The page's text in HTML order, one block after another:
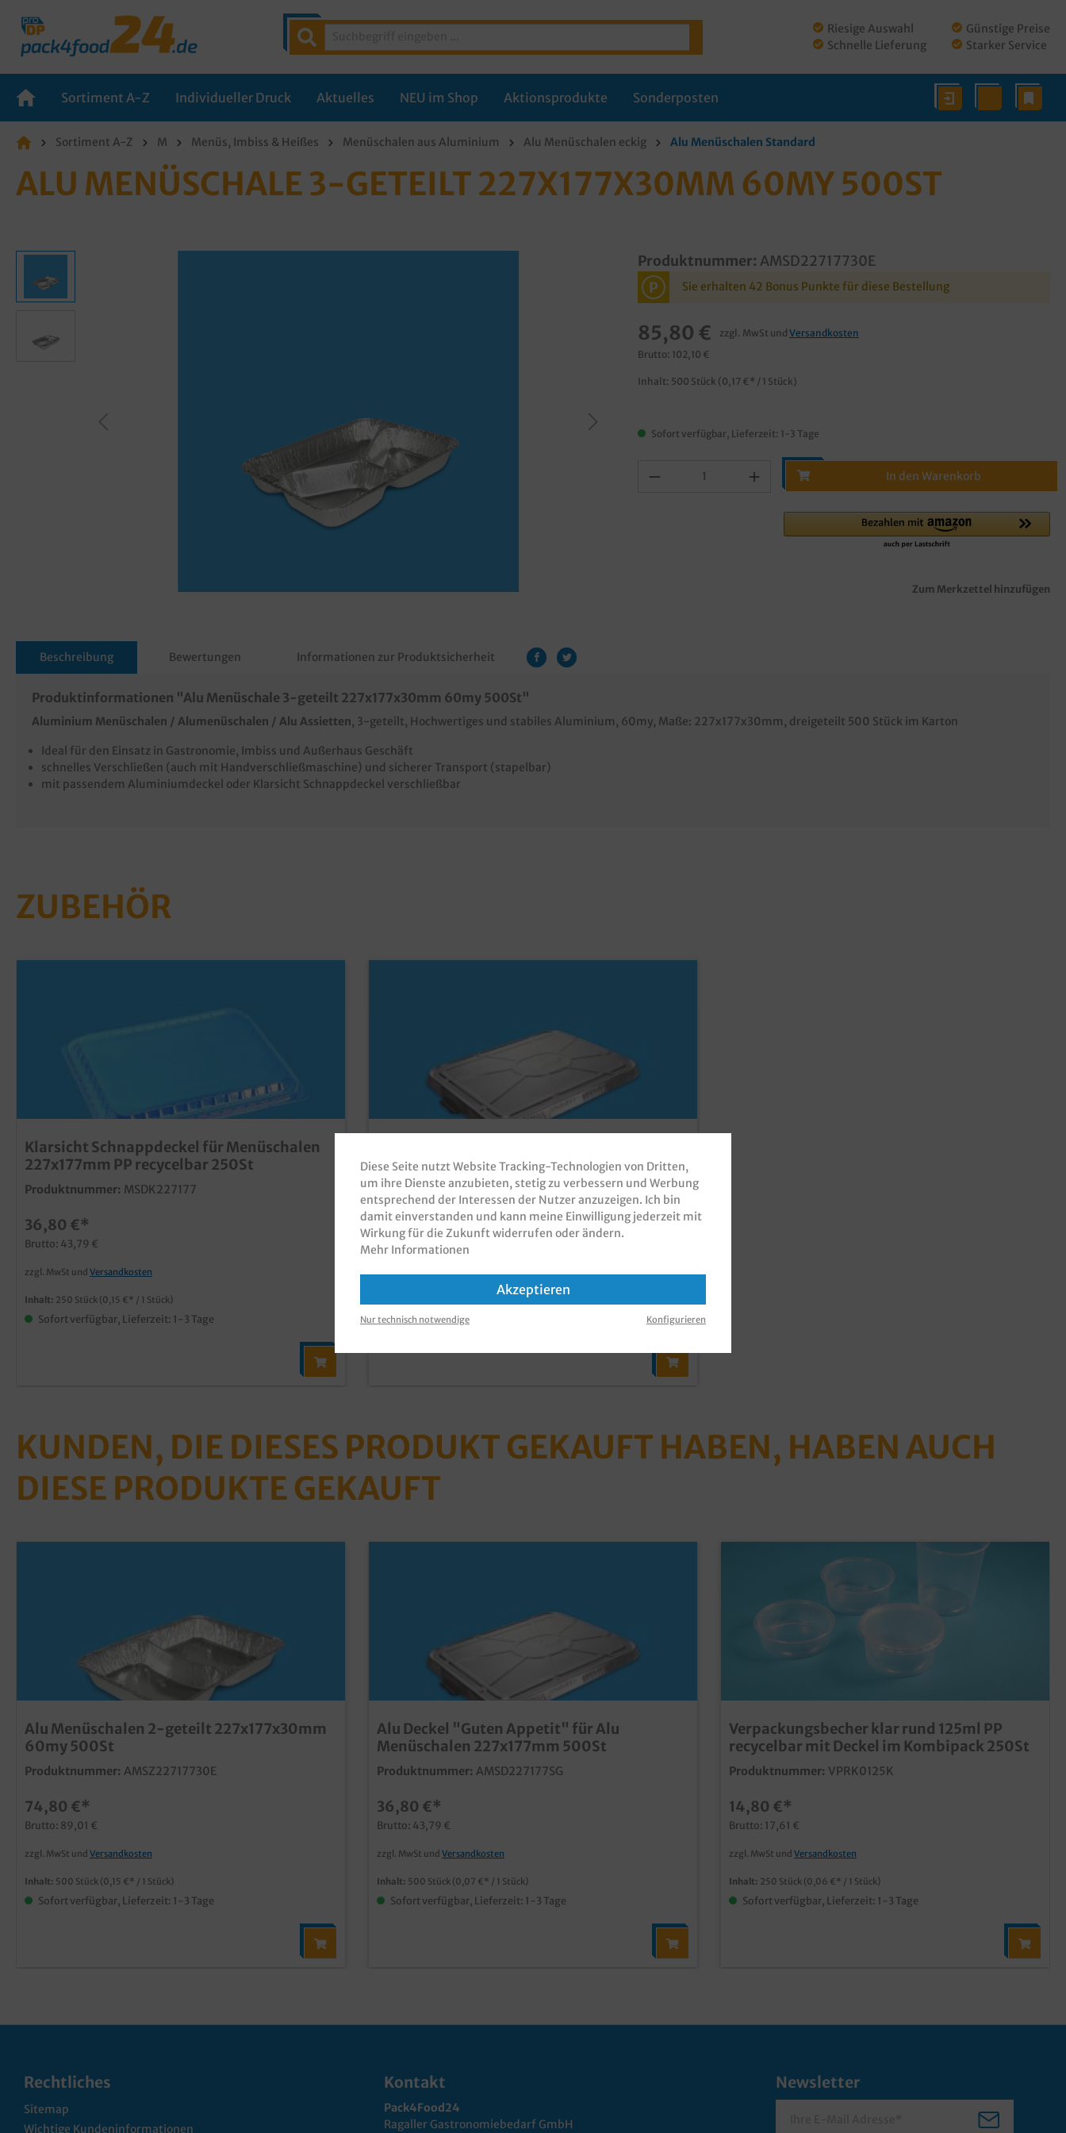
Riesige Auswahl
Schnelle Lieferung
Günstige Preise
Starker Service
Sortiment A-Z Individueller Druck Aktuelles NEU im Shop Aktionsprodukte Sonderposten
Sortiment A-Z M Menüs, Imbiss & Heißes Menüschalen aus Aluminium Alu Menüschalen eckig Alu Menüschalen Standard
ALU MENÜSCHALE 3-GETEILT 227X177X30MM 60MY 500ST
Produktnummer: AMSD22717730E
P Sie erhalten 42 Bonus Punkte für diese Bestellung
85,80 € zzgl. MwSt und Versandkosten
Brutto: 102,10 €
Inhalt: 500 Stück (0,17 €* / 1 Stück)
Sofort verfügbar, Lieferzeit: 1-3 Tage
In den Warenkorb
Zum Merkzettel hinzufügen
Beschreibung Bewertungen Informationen zur Produktsicherheit
Produktinformationen "Alu Menüschale 3-geteilt 227x177x30mm 60my 500St"
Aluminium Menüschalen / Alumenüschalen / Alu Assietten , 3-geteilt, Hochwertiges und stabiles Aluminium, 60my, Maße: 227x177x30mm, dreigeteilt 500 Stück im Karton
Ideal für den Einsatz in Gastronomie, Imbiss und Außerhaus Geschäft
schnelles Verschließen (auch mit Handverschließmaschine) und sicherer Transport (stapelbar)
mit passendem Aluminiumdeckel oder Klarsicht Schnappdeckel verschließbar
ZUBEHÖR
Klarsicht Schnappdeckel für Menüschalen
227x177mm PP recycelbar 250St
Produktnummer: MSDK227177
36,80 €*
Brutto: 43,79 €
zzgl. MwSt und Versandkosten
Inhalt: 250 Stück (0,15 €* / 1 Stück)
Sofort verfügbar, Lieferzeit: 1-3 Tage
Menüschalen 227x177mm 500St
Produktnummer:AMSD227177SG
36,80 €*
Brutto: 43,79 €
(0,07 €* / 1 Stück)
Sofort verfügbar, Lieferzeit: 1-3 Tage
KUNDEN, DIE DIESES PRODUKT GEKAUFT HABEN, HABEN AUCH
DIESE PRODUKTE GEKAUFT
Alu Menüschalen 2-geteilt 227x177x30mm
60my 500St
Produktnummer: AMSZ22717730E
74,80 €*
Brutto: 89,01 €
zzgl. MwSt und Versandkosten
Inhalt: 500 Stück (0,15 €* / 1 Stück)
Sofort verfügbar, Lieferzeit: 1-3 Tage
Alu Deckel "Guten Appetit" für Alu
Menüschalen 227x177mm 500St
Produktnummer: AMSD227177SG
36,80 €*
Brutto: 43,79 €
zzgl. MwSt und Versandkosten
Inhalt: 500 Stück (0,07 €* / 1 Stück)
Sofort verfügbar, Lieferzeit: 1-3 Tage
Verpackungsbecher klar rund 125ml PP
recycelbar mit Deckel im Kombipack 250St
Produktnummer: VPRK0125K
14,80 €*
Brutto: 17,61 €
zzgl. MwSt und Versandkosten
Inhalt: 250 Stück (0,06 €* / 1 Stück)
Sofort verfügbar, Lieferzeit: 1-3 Tage
Rechtliches
Sitemap
Wichtige Kundeninformationen
Kontakt
Pack4Food24
Ragaller Gastronomiebedarf GmbH
Newsletter
Diese Seite nutzt Website Tracking-Technologien von Dritten,
um ihre Dienste anzubieten, stetig zu verbessern und Werbung
entsprechend der Interessen der Nutzer anzuzeigen. Ich bin
damit einverstanden und kann meine Einwilligung jederzeit mit
Wirkung für die Zukunft widerrufen oder ändern.
Mehr Informationen
Akzeptieren
Nur technisch notwendige Konfigurieren